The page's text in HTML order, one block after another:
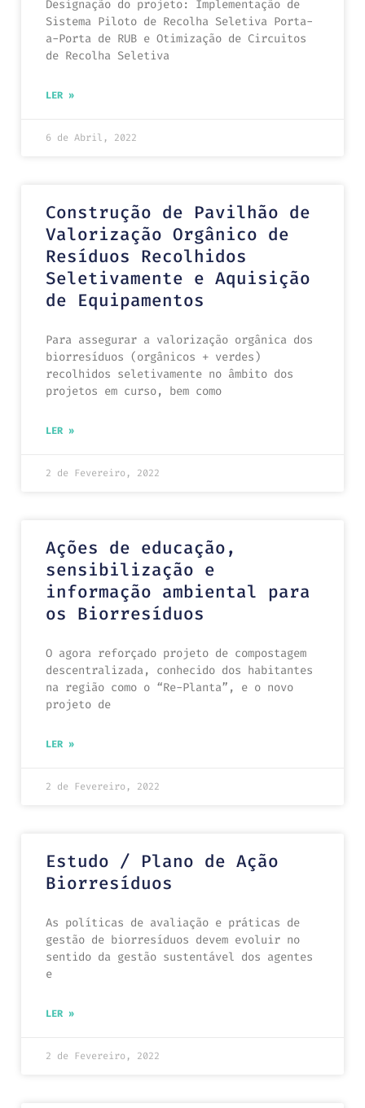
Designação do projeto: Implementação de
Sistema Piloto de Recolha Seletiva Porta-
a-Porta de RUB e Otimização de Circuitos
de Recolha Seletiva
LER »
6 de Abril, 2022
Construção de Pavilhão de
Valorização Orgânico de
Resíduos Recolhidos
Seletivamente e Aquisição
de Equipamentos
Para assegurar a valorização orgânica dos
biorresíduos (orgânicos + verdes)
recolhidos seletivamente no âmbito dos
projetos em curso, bem como
LER »
2 de Fevereiro, 2022
Ações de educação,
sensibilização e
informação ambiental para
os Biorresíduos
O agora reforçado projeto de compostagem
descentralizada, conhecido dos habitantes
na região como o “Re-Planta”, e o novo
projeto de
LER »
2 de Fevereiro, 2022
Estudo / Plano de Ação
Biorresíduos
As políticas de avaliação e práticas de
gestão de biorresíduos devem evoluir no
sentido da gestão sustentável dos agentes
e
LER »
2 de Fevereiro, 2022